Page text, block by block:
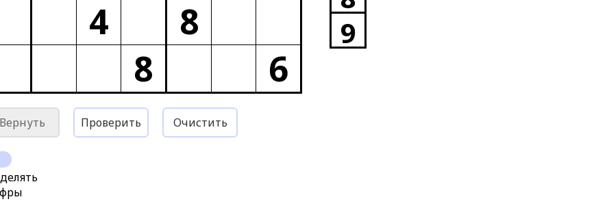
4
8
8
6
9
Вернуть Проверить Очистить